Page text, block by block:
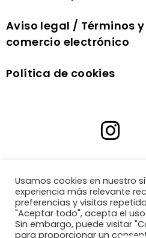
Aviso legal / Términos
comercio electrónico
Política de cookies
Usamos cookies en nuestro
experiencia más relevante
preferencias y visitas
"Aceptar todo", acepta el uso
Sin embargo, puede visitar
para proporcionar un